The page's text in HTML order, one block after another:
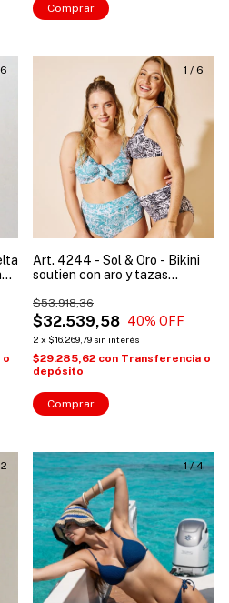
Comprar
6
o
1 / 6
Art. 4244 - Sol & Oro - Bikini
soutien con aro y tazas
$32.539,58
$53.918,36
40% OFF
2 x $16.269,79 sin interés
$29.285,62 con Transferencia o
depósito
Comprar
2 1/4